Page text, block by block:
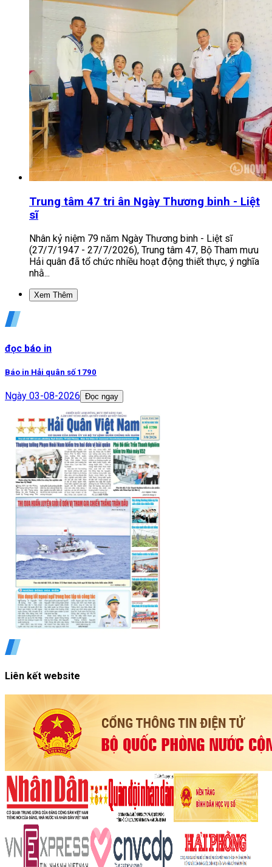
Trung tâm 47 tri ân Ngày Thương binh - Liệt
sĩ
Nhân kỷ niệm 79 năm Ngày Thương binh - Liệt sĩ
(27/7/1947 - 27/7/2026), Trung tâm 47, Bộ Tham mưu
Hải quân đã tổ chức nhiều hoạt động thiết thực, ý nghĩa
nhằ...
Xem Thêm
đọc báo in
Báo in Hải quân số 1790
Ngày 03-08-2026 Đọc ngay
Liên kết website